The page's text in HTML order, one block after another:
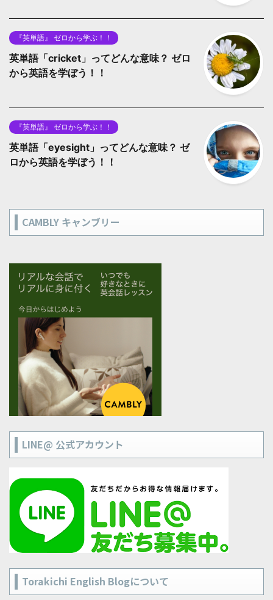
『英単語』 ゼロから学ぶ！！
英単語「cricket」ってどんな意味？ ゼロ
から英語を学ぼう！！
『英単語』 ゼロから学ぶ！！
英単語「eyesight」ってどんな意味？ ゼ
ロから英語を学ぼう！！
CAMBLY キャンブリー
LINE@ 公式アカウント
Torakichi English Blogについて